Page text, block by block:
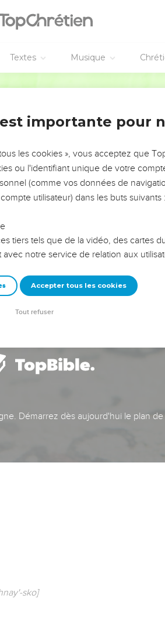
Textes Musique
!
leur vision. Mais on voit
même que ce sont
sur les erreurs
afin que leurs erreurs
groupe ou une famille,
Démarrez dès aujourd'hui le plan
sko]
importante pour
les cookies », vous acceptez que
ou l'identifiant unique de votre
(comme vos données de
utilisateur) dans les buts suivants :
tiers tels que de la vidéo, des cartes
notre service de relation aux
Accepter tous les cookies
Tout refuser